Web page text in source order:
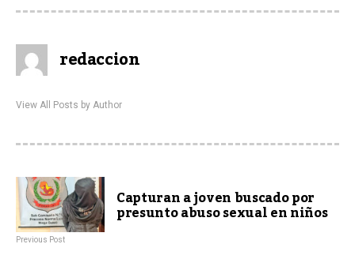
redaccion
View All Posts by Author
Capturan a joven buscado por
presunto abuso sexual en niños
Previous Post